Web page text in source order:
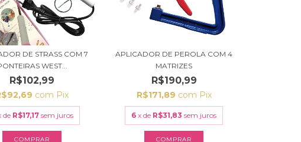
DE STRASS COM 7
WEST...
R$102,99
com Pix
de R$17,17 sem juros
APLICADOR DE PEROLA COM 4
MATRIZES
R$190,99
R$171,89 com Pix
6 x de R$31,83 sem juros